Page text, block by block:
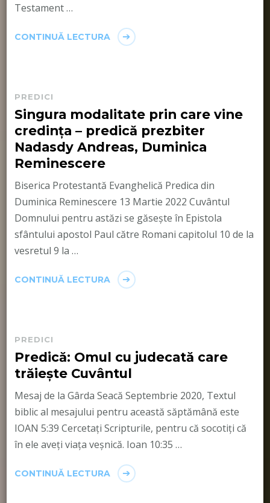
Testament …
CONTINUĂ LECTURA
PREDICI
Singura modalitate prin care vine
credința – predică prezbiter
Nadasdy Andreas, Duminica
Reminescere
Biserica Protestantă Evanghelică Predica din
Duminica Reminescere 13 Martie 2022 Cuvântul
Domnului pentru astăzi se găsește în Epistola
sfântului apostol Paul către Romani capitolul 10 de la
vesretul 9 la …
CONTINUĂ LECTURA
PREDICI
Predică: Omul cu judecată care
trăiește Cuvântul
Mesaj de la Gârda Seacă Septembrie 2020, Textul
biblic al mesajului pentru această săptămână este
IOAN 5:39 Cercetați Scripturile, pentru că socotiți că
în ele aveți viața veșnică. Ioan 10:35 …
CONTINUĂ LECTURA